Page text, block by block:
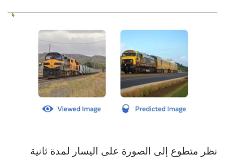
نظر متطوع إلى الصورة على اليسار لمدة ثانية